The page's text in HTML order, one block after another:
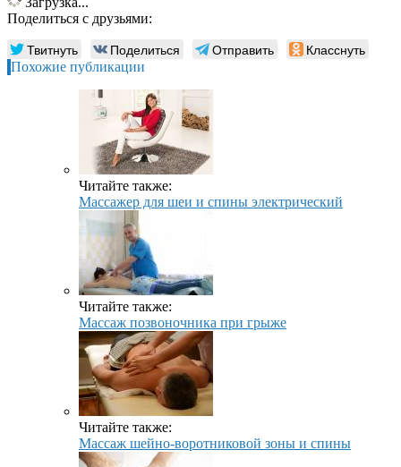
Поделиться с друзьями:
Твитнуть Поделиться Отправить Класснуть
Похожие публикации
Читайте также:
Массажер для шеи и спины электрический
Читайте также:
Массаж позвоночника при грыже
Читайте также:
Массаж шейно-воротниковой зоны и спины